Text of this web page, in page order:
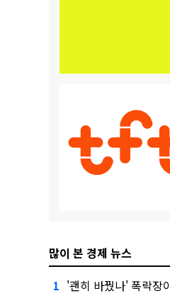
많이 본 경제 뉴스
1 '괜히 바꿨나' 폭락장이 할퀸